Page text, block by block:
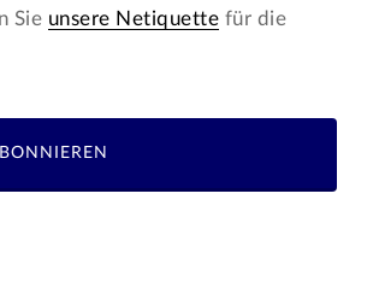
Sie unsere Netiquette für die